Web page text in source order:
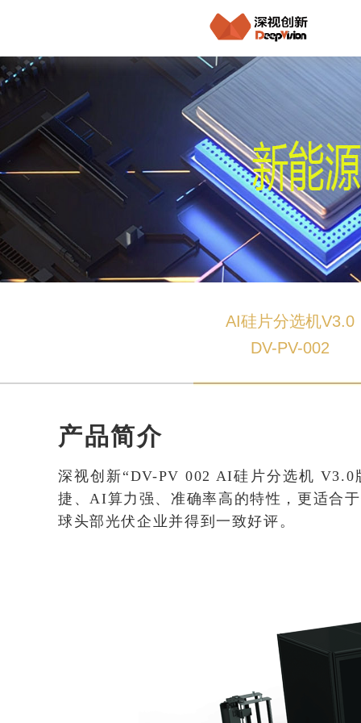
AI硅片分选机V3.0
DV-PV-002
产品简介
深视创新“DV-PV 002 AI硅片分选机
捷、AI算力强、准确率高的特性，更适合
球头部光伏企业并得到一致好评。